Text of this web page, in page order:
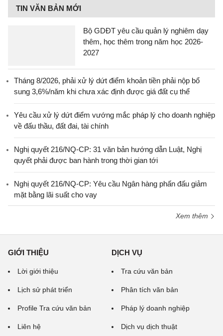
TIN VĂN BẢN MỚI
Bộ GDĐT yêu cầu quản lý nghiêm dạy
thêm, học thêm trong năm học 2026-
2027
Tháng 8/2026, phải xử lý dứt điểm khoản tiền phải nộp bổ
sung 3,6%/năm khi chưa xác định được giá đất cụ thể
Yêu cầu xử lý dứt điểm vướng mắc pháp lý cho doanh nghiệp
về đấu thầu, đất đai, tài chính
Nghị quyết 216/NQ-CP: 31 văn bản hướng dẫn Luật, Nghị
quyết phải được ban hành trong thời gian tới
Nghị quyết 216/NQ-CP: Yêu cầu Ngân hàng phấn đấu giảm
mặt bằng lãi suất cho vay
Xem thêm
GIỚI THIỆU
Lời giới thiệu
Lịch sử phát triển
Profile Tra cứu văn bản
Liên hệ
DỊCH VỤ
Tra cứu văn bản
Phân tích văn bản
Pháp lý doanh nghiệp
Dịch vụ dịch thuật